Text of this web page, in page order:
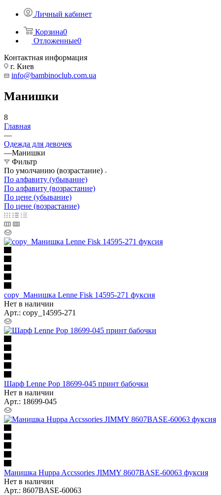
Личный кабинет
Корзина0
Отложенные0
Контактная информация
г. Киев
info@bambinoclub.com.ua
Манишки
8
Главная
—
Одежда для девочек
—Манишки
Фильтр
По умолчанию (возрастание)
По алфавиту (убывание)
По алфавиту (возрастание)
По цене (убывание)
По цене (возрастание)
copy_Манишка Lenne Fisk 14595-271 фуксия
Нет в наличии
Арт.: copy_14595-271
Шарф Lenne Pop 18699-045 принт бабочки
Нет в наличии
Арт.: 18699-045
Манишка Huppa Accssories JIMMY 8607BASE-60063 фуксия
Нет в наличии
Арт.: 8607BASE-60063